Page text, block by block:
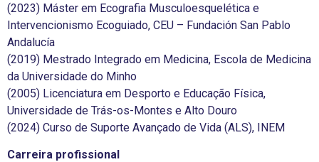
(2023) Máster em Ecografia Musculoesquelética e
Intervencionismo Ecoguiado, CEU – Fundación San Pablo
Andalucía
(2019) Mestrado Integrado em Medicina, Escola de Medicina
da Universidade do Minho
(2005) Licenciatura em Desporto e Educação Física,
Universidade de Trás-os-Montes e Alto Douro
(2024) Curso de Suporte Avançado de Vida (ALS), INEM
Carreira profissional